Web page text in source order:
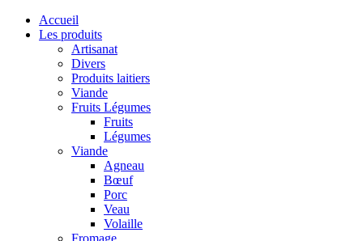
Accueil
Les produits
Artisanat
Divers
Produits laitiers
Viande
Fruits Légumes
Fruits
Légumes
Viande
Agneau
Bœuf
Porc
Veau
Volaille
Fromage